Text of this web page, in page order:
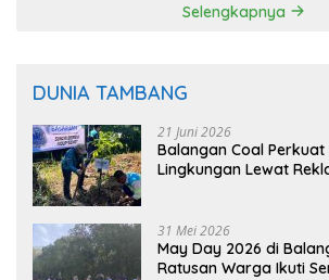
Selengkapnya
DUNIA TAMBANG
21 Juni 2026
Balangan Coal Perkuat
Lingkungan Lewat
31 Mei 2026
May Day 2026 di
Ratusan Warga Ikuti